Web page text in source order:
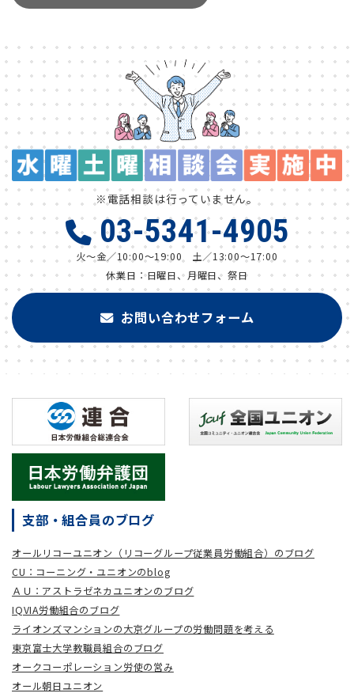
※電話相談は行っていません。
03-5341-4905
火～金／10:00～19:00 土／13:00～17:00
休業日：日曜日、月曜日、祭日
お問い合わせフォーム
支部・組合員のブログ
オールリコーユニオン（リコーグループ従業員労働組合）のブログ
CU：コーニング・ユニオンのblog
ＡＵ：アストラゼネカユニオンのブログ
IQVIA労働組合のブログ
ライオンズマンションの大京グループの労働問題を考える
東京富士大学教職員組合のブログ
オークコーポレーション労使の営み
オール朝日ユニオン